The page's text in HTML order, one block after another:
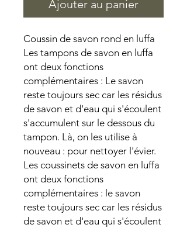
Ajouter au panier
Coussin de savon rond en luffa
Les tampons de savon en luffa
ont deux fonctions
complémentaires : Le savon
reste toujours sec car les résidus
de savon et d'eau qui s'écoulent
s'accumulent sur le dessous du
tampon. Là, on les utilise à
nouveau : pour nettoyer l'évier.
Les coussinets de savon en luffa
ont deux fonctions
complémentaires : le savon
reste toujours sec car les résidus
de savon et d'eau qui s'écoulent